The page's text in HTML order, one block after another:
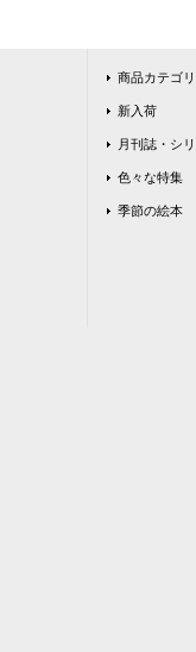
商品カテゴ
新入荷
月刊誌・シ
色々な特集
季節の絵本